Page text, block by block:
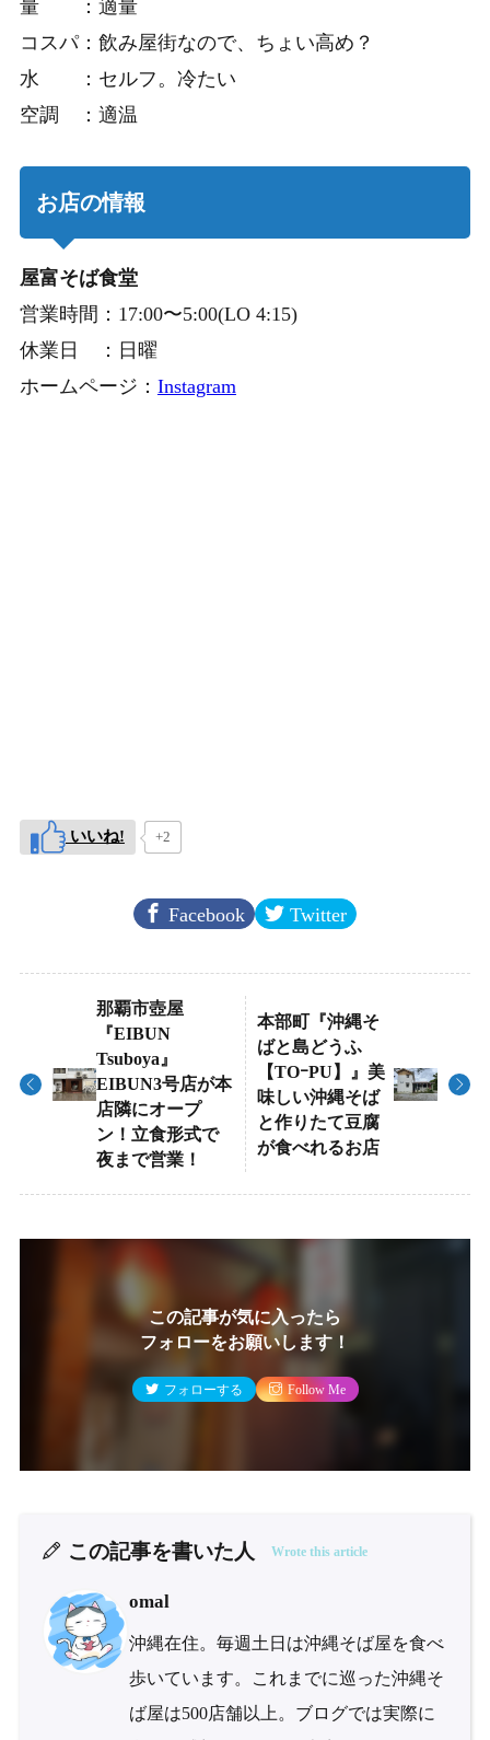
量 ：適量
コスパ：飲み屋街なので、ちょい高め？
水 ：セルフ。冷たい
空調 ：適温
お店の情報
屋富そば食堂
営業時間：17:00〜5:00(LO 4:15)
休業日 ：日曜
ホームページ： Instagram
いいね! +2
Facebook Twitter
那覇市壺屋
『EIBUN
Tsuboya』
EIBUN3号店が本
店隣にオープ
ン！立食形式で
夜まで営業！
本部町『沖縄そ
ばと島どうふ
【TOｰPU】』美
味しい沖縄そば
と作りたて豆腐
が食べれるお店
この記事が気に入ったら
フォローをお願いします！
フォローする Follow Me
この記事を書いた人 Wrote this article
omal
沖縄在住。毎週土日は沖縄そば屋を食べ
歩いています。これまでに巡った沖縄そ
ば屋は500店舗以上。ブログでは実際に